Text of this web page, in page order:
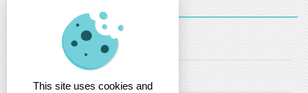
03 - 88 - 32 - 86 - 52
This site uses cookies and